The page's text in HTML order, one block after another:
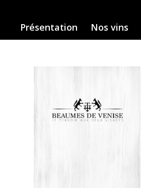
Présentation Nos vins